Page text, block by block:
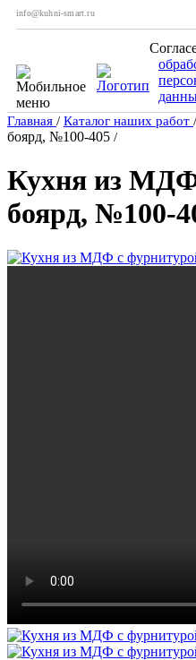
info@kuhni-smart.ru
Главная / Каталог наших работ /
боярд, №100-405 /
Кухня из
боярд, №100-